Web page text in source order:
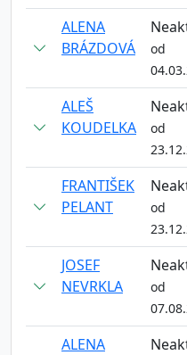
ALENA
BRÁZDOVÁ
od
ALEŠ
KOUDELKA
od
FRANTIŠEK
PELANT
od
JOSEF
NEVRKLA
od
ALENA